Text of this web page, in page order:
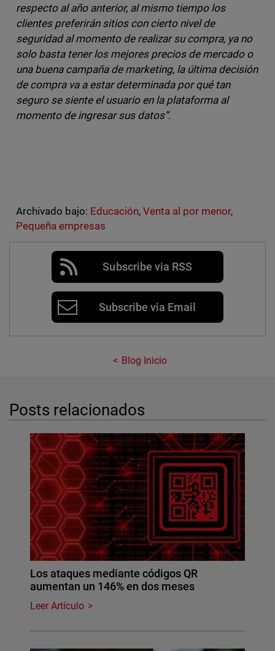
respecto al año anterior, al mismo tiempo los
clientes preferirán sitioscon cierto nivel de
seguridad al momento de realizar su compra, ya no
solo basta tener los mejores precios de mercado o
una buena campaña de marketing, la última decisión
de compra va a estar determinada por qué tan
seguro se siente el usuario en la plataforma al
momento de ingresar sus datos”.
Archivado bajo: Educación, Venta al por menor,
Pequeña empresas
Subscribe via RSS
Subscribe via Email
Blog Inicio
Posts relacionados
Los ataques mediante códigos QR
aumentan un 146% en dos meses
Leer Artículo